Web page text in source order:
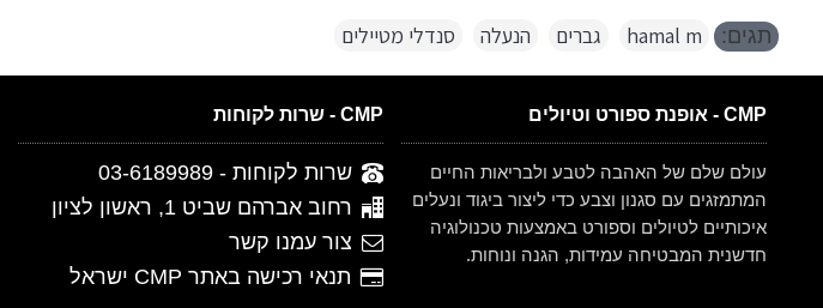
תגים: hamal m גברים הנעלה סנדלי מטיילים
CMP - אופנת ספורט וטיולים
עולם שלם של האהבה לטבע ולבריאות החיים
המתמזגים עם סגנון וצבע כדי ליצור ביגוד ונעלים
איכותיים לטיולים וספורט באמצעות טכנולוגיה
חדשנית המבטיחה עמידות, הגנה ונוחות.
CMP - שרות לקוחות
שרות לקוחות - 03-6189989
רחוב אברהם שביט 1, ראשון לציון
צור עמנו קשר
תנאי רכישה באתר CMP ישראל